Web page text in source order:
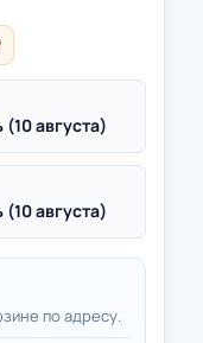
августа)
августа)
по адресу.